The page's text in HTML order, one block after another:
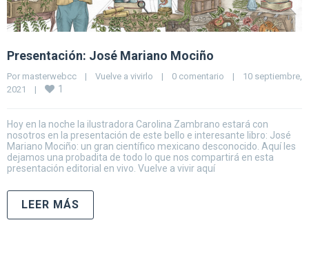
Presentación: José Mariano Mociño
Por masterwebcc | Vuelve a vivirlo | 0 comentario |
10 septiembre,
2021 | 1
Hoy en la noche la ilustradora Carolina Zambrano estará con
nosotros en la presentación de este bello e interesante libro: José
Mariano Mociño: un gran científico mexicano desconocido. Aquí les
dejamos una probadita de todo lo que nos compartirá en esta
presentación editorial en vivo. Vuelve a vivir aquí
LEER MÁS